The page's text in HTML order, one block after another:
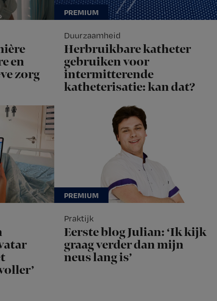
en
zorg
Duurzaamheid
Herbruikbare katheter
gebruiken voor
intermitterende
katheterisatie: kan dat?
Praktijk
Eerste blog Julian: ‘Ik kijk
graag verder dan mijn
neus lang is’